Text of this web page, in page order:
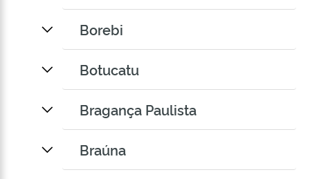
Borebi
Botucatu
Bragança Paulista
Braúna